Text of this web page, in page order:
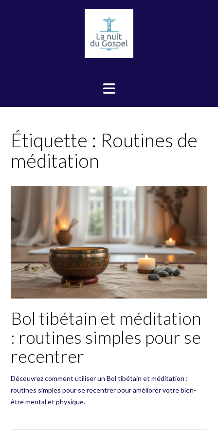
Étiquette : Routines de
méditation
Bol tibétain et méditation
: routines simples pour se
recentrer
Découvrez comment utiliser un Bol tibétain et méditation :
routines simples pour se recentrer pour améliorer votre bien-
être mental et physique.